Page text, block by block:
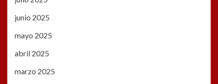
junio 2025
mayo 2025
abril 2025
marzo 2025